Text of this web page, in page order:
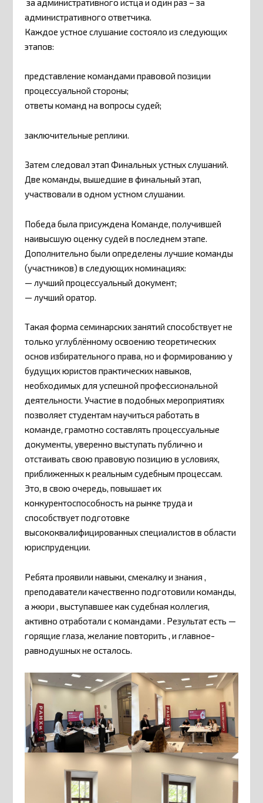
за административного истца и один раз – за
административного ответчика.
Каждое устное слушание состояло из следующих
этапов:
представление командами правовой позиции
процессуальной стороны;
ответы команд на вопросы судей;
заключительные реплики.
Затем следовал этап Финальных устных слушаний.
Две команды, вышедшие в финальный этап,
участвовали в одном устном слушании.
Победа была присуждена Команде, получившей
наивысшую оценку судей в последнем этапе.
Дополнительно были определены лучшие команды
(участников) в следующих номинациях:
— лучший процессуальный документ;
— лучший оратор.
Такая форма семинарских занятий способствует не
только углублённому освоению теоретических
основ избирательного права, но и формированию у
будущих юристов практических навыков,
необходимых для успешной профессиональной
деятельности. Участие в подобных мероприятиях
позволяет студентам научиться работать в
команде, грамотно составлять процессуальные
документы, уверенно выступать публично и
отстаивать свою правовую позицию в условиях,
приближенных к реальным судебным процессам.
Это, в свою очередь, повышает их
конкурентоспособность на рынке труда и
способствует подготовке
высококвалифицированных специалистов в области
юриспруденции.
Ребята проявили навыки, смекалку и знания ,
преподаватели качественно подготовили команды,
а жюри , выступавшее как судебная коллегия,
активно отработали с командами . Результат есть —
горящие глаза, желание повторить , и главное-
равнодушных не осталось.